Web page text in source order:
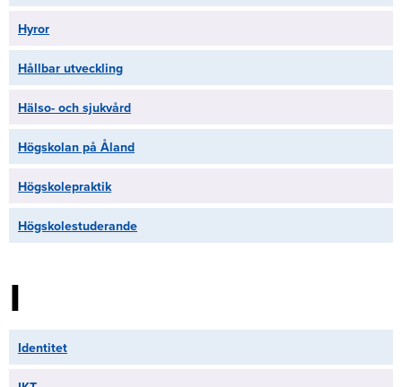
Hyror
Hållbar utveckling
Hälso- och sjukvård
Högskolan på Åland
Högskolepraktik
Högskolestuderande
I
Identitet